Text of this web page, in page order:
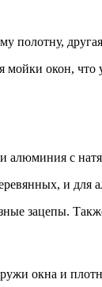
мойки окон, что
алюминия с
и для
зацепы.
окна и